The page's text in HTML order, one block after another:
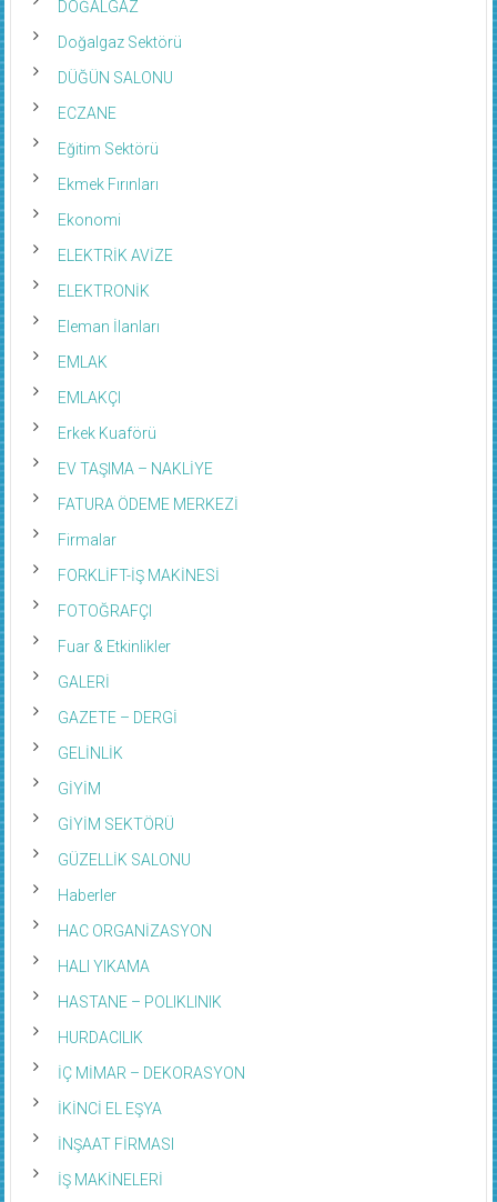
DOĞALGAZ
Doğalgaz Sektörü
DÜĞÜN SALONU
ECZANE
Eğitim Sektörü
Ekmek Fırınları
Ekonomi
ELEKTRİK AVİZE
ELEKTRONİK
Eleman İlanları
EMLAK
EMLAKÇI
Erkek Kuaförü
EV TAŞIMA – NAKLİYE
FATURA ÖDEME MERKEZİ
Firmalar
FORKLİFT-İŞ MAKİNESİ
FOTOĞRAFÇI
Fuar & Etkinlikler
GALERİ
GAZETE – DERGİ
GELİNLİK
GİYİM
GİYİM SEKTÖRÜ
GÜZELLİK SALONU
Haberler
HAC ORGANİZASYON
HALI YIKAMA
HASTANE – POLIKLINIK
HURDACILIK
İÇ MİMAR – DEKORASYON
İKİNCİ EL EŞYA
İNŞAAT FİRMASI
İŞ MAKİNELERİ